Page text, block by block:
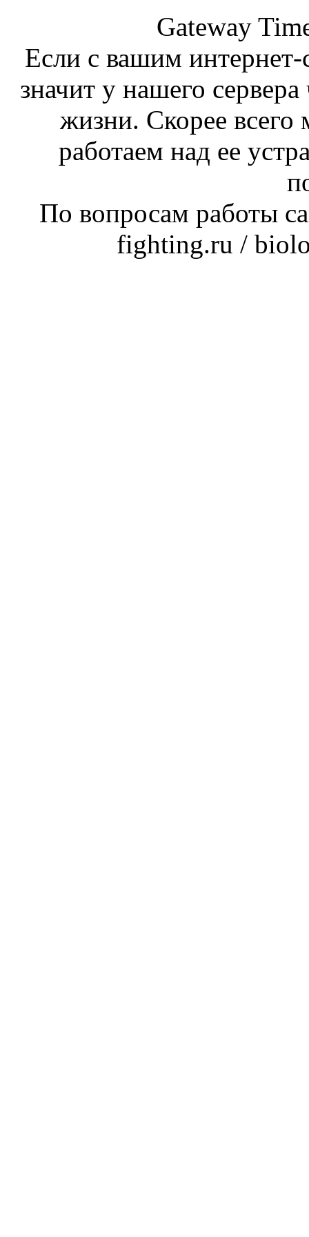
Gateway
Если с вашим интернет-
значит у нашего
жизни. Скорее
работаем над ее
По вопросам работы
fighting.ru /